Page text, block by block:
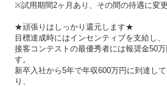
※試用期間2ヶ月あり、その間の待遇に変更
★頑張りはしっかり還元します★
目標達成時にはインセンティブを支給し、
接客コンテストの最優秀者には報奨金50
す。
新卒入社から5年で年収600万円に到達し
り、